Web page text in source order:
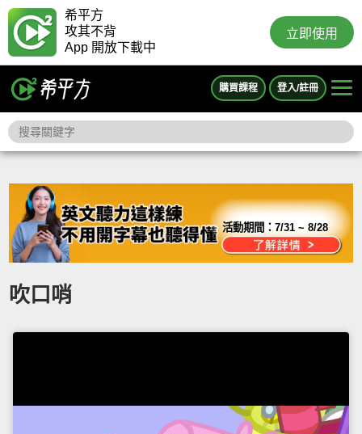
希平方
攻其不背
App 開放下載中
立即使用
購買課程 登入/註冊
活動期間：7/31 ~ 8/28
吹口哨